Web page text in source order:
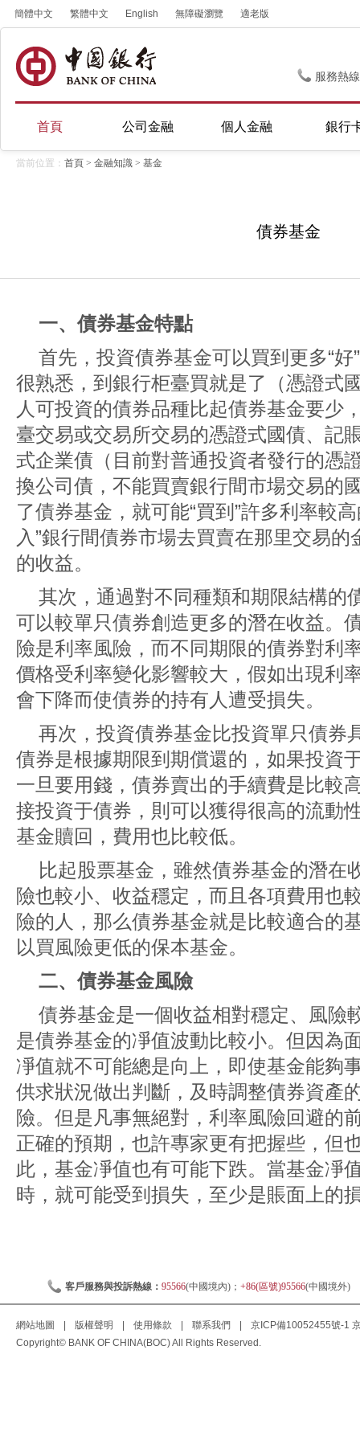
簡體中文 繁體中文 English 無障礙瀏覽 適老版
服務熱
首頁 公司金融 個人金融 銀行
當前位置： 首頁 > 金融知識 > 基金
債券基金
一、債券基金特點
首先，投資債券基金可以買到更多“
很熟悉，到銀行柜臺買就是了（憑證式
人可投資的債券品種比起債券基金要少
臺交易或交易所交易的憑證式國債、記
式企業債（目前對普通投資者發行的憑
換公司債，不能買賣銀行間市場交易的
了債券基金，就可能“買到”許多利率較
入”銀行間債券市場去買賣在那里交易
的收益。
其次，通過對不同種類和期限結構的
可以較單只債券創造更多的潛在收益。
險是利率風險，而不同期限的債券對利
價格受利率變化影響較大，假如出現利
會下降而使債券的持有人遭受損失。
再次，投資債券基金比投資單只債券
債券是根據期限到期償還的，如果投資
一旦要用錢，債券賣出的手續費是比較
接投資于債券，則可以獲得很高的流動
基金贖回，費用也比較低。
比起股票基金，雖然債券基金的潛在
險也較小、收益穩定，而且各項費用也
險的人，那么債券基金就是比較適合的
以買風險更低的保本基金。
二、債券基金風險
債券基金是一個收益相對穩定、風險
是債券基金的凈值波動比較小。但因為
凈值就不可能總是向上，即使基金能夠
供求狀況做出判斷，及時調整債券資產
險。但是凡事無絕對，利率風險回避的
正確的預期，也許專家更有把握些，但
此，基金凈值也有可能下跌。當基金凈
時，就可能受到損失，至少是賬面上的
客戶服務與投訴熱線： 95566(中國境內)； +86(區號)95566(中國境外)
網站地圖 版權聲明 使用條款 聯系我們 京ICP備10052455號-1
Copyright© BANK OF CHINA(BOC) All Rights Reserved.